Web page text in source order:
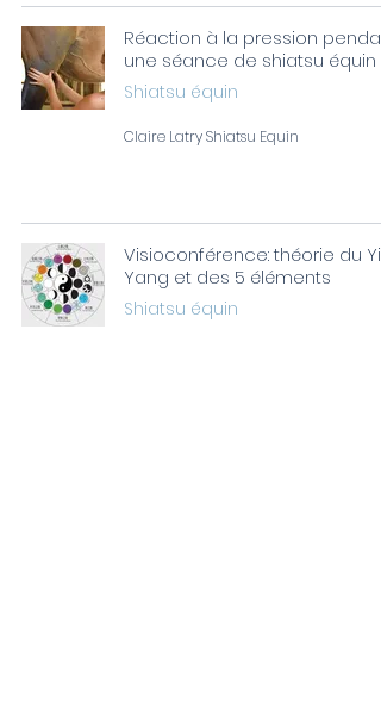
Réaction à la pression
une séance de shiatsu équin !
Shiatsu équin
Claire Latry Shiatsu Equin
Visioconférence: théorie du
Yang et des 5 éléments
Shiatsu équin